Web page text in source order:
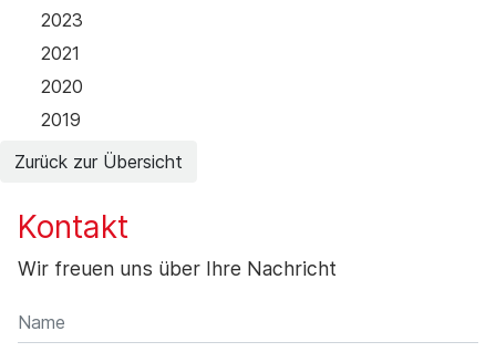
2023
2021
2020
2019
Zurück zur Übersicht
Kontakt
Wir freuen uns über Ihre Nachricht